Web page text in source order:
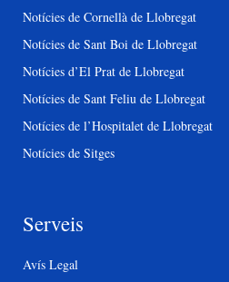
Notícies de Cornellà de Llobregat
Notícies de Sant Boi de Llobregat
Notícies d’El Prat de Llobregat
Notícies de Sant Feliu de Llobregat
Notícies de l’Hospitalet de Llobregat
Notícies de Sitges
Serveis
Avís Legal